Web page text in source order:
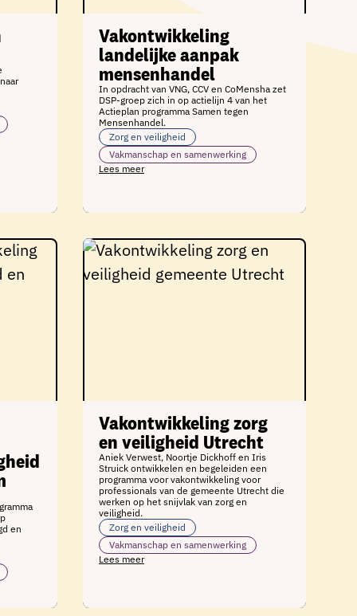
Vakontwikkeling
landelijke aanpak
mensenhandel
In opdracht van VNG, CCV en CoMensha zet
DSP-groep zich in op actielijn 4 van het
Actieplan programma Samen tegen
Mensenhandel.
Zorg en veiligheid
Vakmanschap en samenwerking
Lees meer
en
Vakontwikkeling zorg
en veiligheid Utrecht
Aniek Verwest, Noortje Dickhoff en Iris
Struick ontwikkelen en begeleiden een
programma voor vakontwikkeling voor
professionals van de gemeente Utrecht die
werken op het snijvlak van zorg en
veiligheid.
Zorg en veiligheid
Vakmanschap en samenwerking
Lees meer